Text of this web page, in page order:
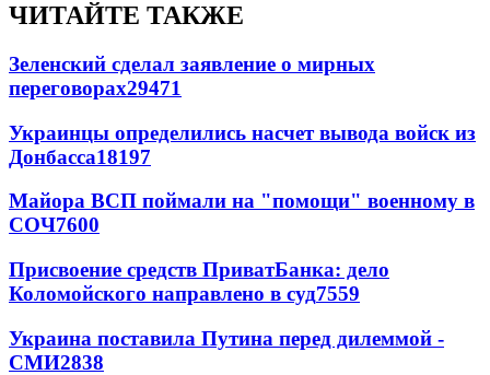
ЧИТАЙТЕ ТАКЖЕ
Зеленский сделал заявление о мирных
переговорах29471
Украинцы определились насчет вывода войск из
Донбасса18197
Майора ВСП поймали на "помощи" военному в
СОЧ7600
Присвоение средств ПриватБанка: дело
Коломойского направлено в суд7559
Украина поставила Путина перед дилеммой -
СМИ2838